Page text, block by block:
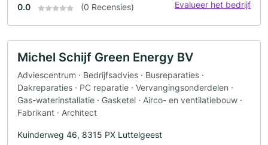
0.0 (0 Recensies) Evalueer het bedrijf
Michel Schijf Green Energy BV
Adviescentrum · Bedrijfsadvies · Busreparaties ·
Dakreparaties · PC reparatie · Vervangingsonderdelen ·
Gas-waterinstallatie · Gasketel · Airco- en ventilatiebouw ·
Fabrikant · Architect
Kuinderweg 46, 8315 PX Luttelgeest